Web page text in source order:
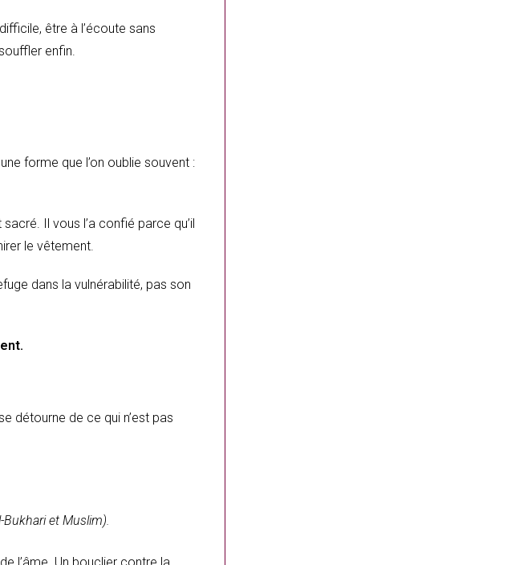
être à l’écoute sans
enfin.
forme que l’on oublie souvent :
sacré. Il vous l’a confié parce qu’il
le vêtement.
dans la vulnérabilité, pas son
détourne de ce qui n’est pas
Bukhari et Muslim).